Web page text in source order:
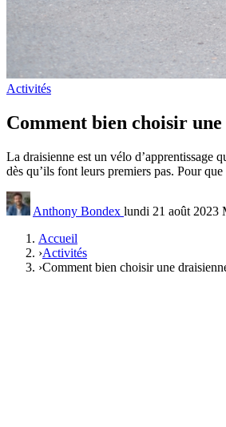
Activités
Comment bien choisir
La draisienne est un vélo d’apprentissage
dès qu’ils font leurs premiers pas. Pour
Anthony Bondex lundi 21 août 2023
Accueil
›Activités
›Comment bien choisir une